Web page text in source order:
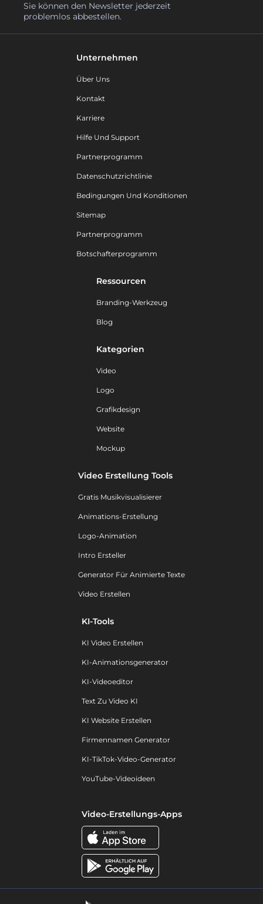
Sie können den Newsletter jederzeit
problemlos abbestellen.
Unternehmen
Über Uns
Kontakt
Karriere
Hilfe Und Support
Partnerprogramm
Datenschutzrichtlinie
Bedingungen Und Konditionen
Sitemap
Partnerprogramm
Botschafterprogramm
Ressourcen
Branding-Werkzeug
Blog
Kategorien
Video
Logo
Grafikdesign
Website
Mockup
Video Erstellung Tools
Gratis Musikvisualisierer
Animations-Erstellung
Logo-Animation
Intro Ersteller
Generator Für Animierte Texte
Video Erstellen
KI-Tools
KI Video Erstellen
KI-Animationsgenerator
KI-Videoeditor
Text Zu Video KI
KI Website Erstellen
Firmennamen Generator
KI-TikTok-Video-Generator
YouTube-Videoideen
Video-Erstellungs-Apps